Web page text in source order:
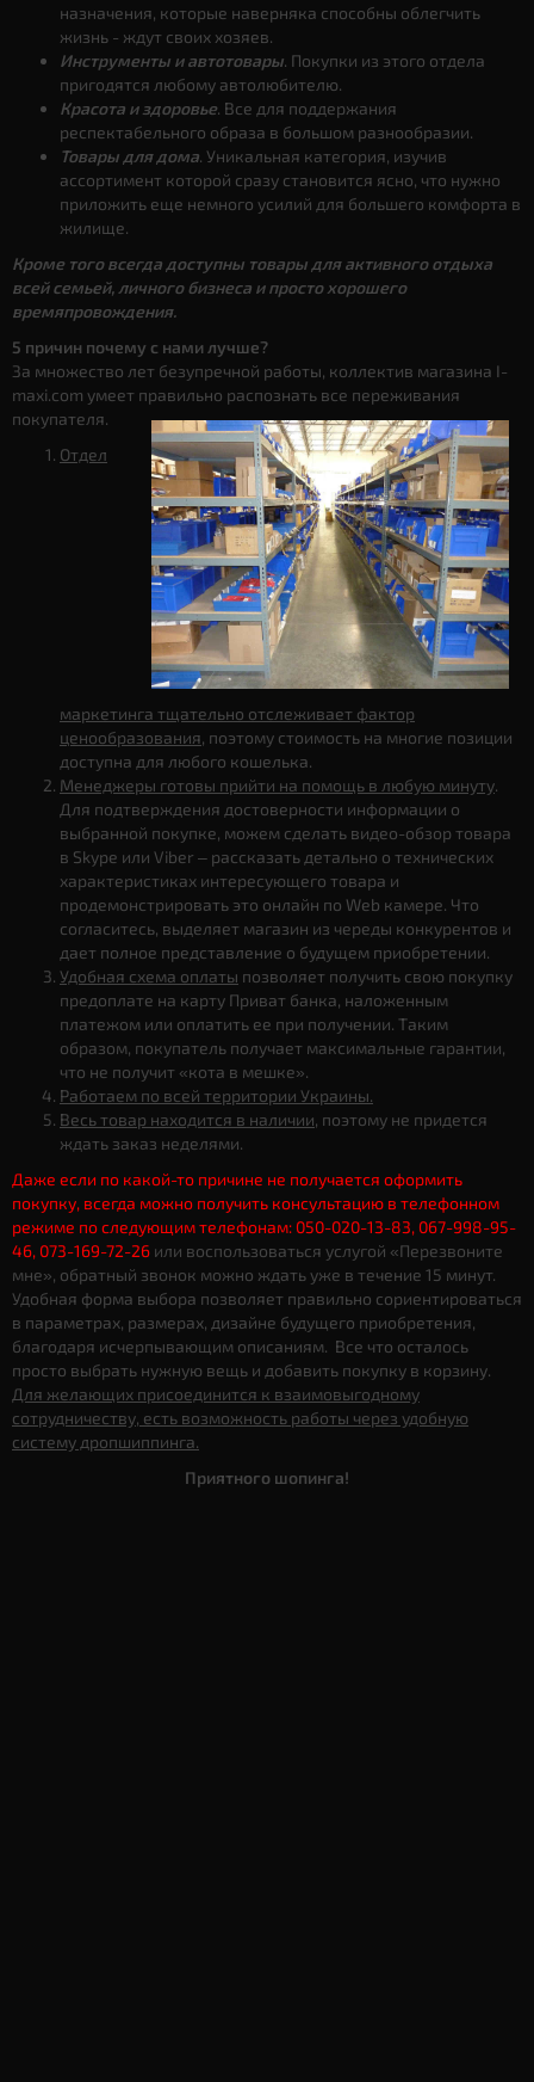
назначения, которые наверняка способны облегчить
жизнь - ждут своих хозяев.
Инструменты и автотовары. Покупки из этого отдела
пригодятся любому автолюбителю.
Красота и здоровье. Все для поддержания
респектабельного образа в большом разнообразии.
Товары для дома. Уникальная категория, изучив
ассортимент которой сразу становится ясно, что нужно
приложить еще немного усилий для большего комфорта в
жилище.
Кроме того всегда доступны товары для активного отдыха
всей семьей, личного бизнеса и просто хорошего
времяпровождения.
5 причин почему с нами лучше?
За множество лет безупречной работы, коллектив магазина I-
maxi.com умеет правильно распознать все переживания
покупателя.
Отдел
маркетинга тщательно отслеживает фактор
ценообразования, поэтому стоимость на многие позиции
доступна для любого кошелька.
Менеджеры готовы прийти на помощь в любую минуту.
Для подтверждения достоверности информации о
выбранной покупке, можем сделать видео-обзор товара
в Skype или Viber – рассказать детально о технических
характеристиках интересующего товара и
продемонстрировать это онлайн по Web камере. Что
согласитесь, выделяет магазин из череды конкурентов и
дает полное представление о будущем приобретении.
Удобная схема оплаты позволяет получить свою покупку
предоплате на карту Приват банка, наложенным
платежом или оплатить ее при получении. Таким
образом, покупатель получает максимальные гарантии,
что не получит «кота в мешке».
Работаем по всей территории Украины.
Весь товар находится в наличии, поэтому не придется
ждать заказ неделями.
Даже если по какой-то причине не получается оформить
покупку, всегда можно получить консультацию в телефонном
режиме по следующим телефонам: 050-020-13-83, 067-998-95-
46, 073-169-72-26 или воспользоваться услугой «Перезвоните
мне», обратный звонок можно ждать уже в течение 15 минут.
Удобная форма выбора позволяет правильно сориентироваться
в параметрах, размерах, дизайне будущего приобретения,
благодаря исчерпывающим описаниям. Все что осталось
просто выбрать нужную вещь и добавить покупку в корзину.
Для желающих присоединится к взаимовыгодному
сотрудничеству, есть возможность работы через удобную
систему дропшиппинга.
Приятного шопинга!